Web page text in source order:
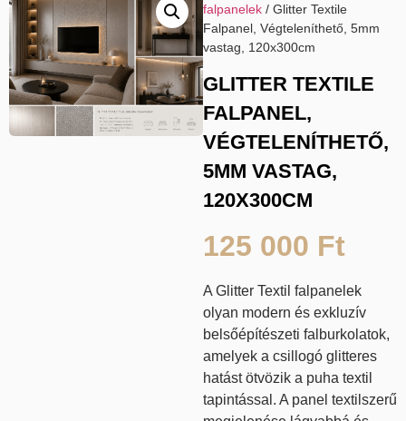
falpanelek / Glitter Textile
Falpanel, Végteleníthető, 5mm
vastag, 120x300cm
GLITTER TEXTILE
FALPANEL,
VÉGTELENÍTHETŐ,
5MM VASTAG,
120X300CM
125 000 Ft
A G litter Textil falpanelek
olyan modern és exkluzív
belsőépítészeti falburkolatok,
amelyek a csillogó glitteres
hatást ötvözik a puha textil
tapintással. A panel textilszerű